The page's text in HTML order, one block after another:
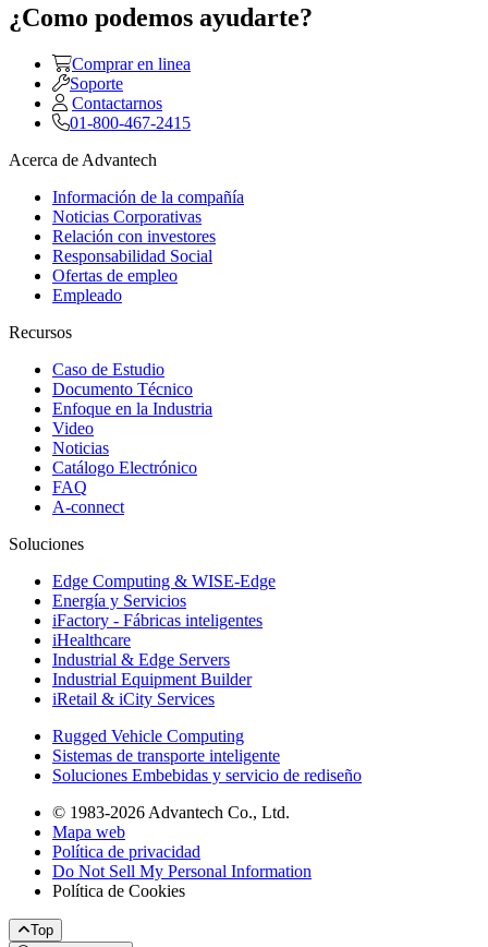
¿Como podemos ayudarte?
Comprar en linea
Soporte
Contactarnos
01-800-467-2415
Acerca de Advantech
Información de la compañía
Noticias Corporativas
Relación con investores
Responsabilidad Social
Ofertas de empleo
Empleado
Recursos
Caso de Estudio
Documento Técnico
Enfoque en la Industria
Video
Noticias
Catálogo Electrónico
FAQ
A-connect
Soluciones
Edge Computing & WISE-Edge
Energía y Servicios
iFactory - Fábricas inteligentes
iHealthcare
Industrial & Edge Servers
Industrial Equipment Builder
iRetail & iCity Services
Rugged Vehicle Computing
Sistemas de transporte inteligente
Soluciones Embebidas y servicio de rediseño
© 1983-2026 Advantech Co., Ltd.
Mapa web
Política de privacidad
Do Not Sell My Personal Information
Política de Cookies
Top